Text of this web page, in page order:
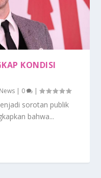
KONDISI
News | 0 |
sorotan publik
bahwa...